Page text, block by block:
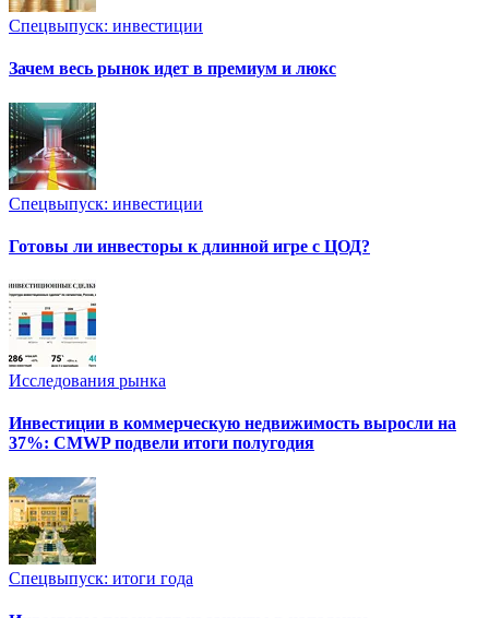
Спецвыпуск: инвестиции
Зачем весь рынок идет в премиум и люкс
Спецвыпуск: инвестиции
Готовы ли инвесторы к длинной игре с ЦОД?
Исследования рынка
Инвестиции в коммерческую недвижимость выросли на
37%: CMWP подвели итоги полугодия
Спецвыпуск: итоги года